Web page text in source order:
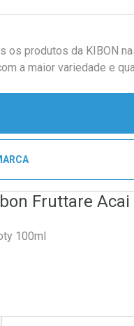
os produtos da KIBON
a maior variedade e
Fruttare Acai
100ml